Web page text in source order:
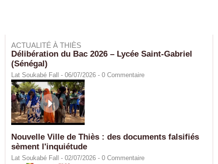
ACTUALITÉ À THIÈS
Délibération du Bac 2026 – Lycée Saint-Gabriel
(Sénégal)
Lat Soukabé Fall - 06/07/2026 - 0 Commentaire
Nouvelle Ville de Thiès : des documents falsifiés
sèment l'inquiétude
Lat Soukabé Fall - 02/07/2026 - 0 Commentaire